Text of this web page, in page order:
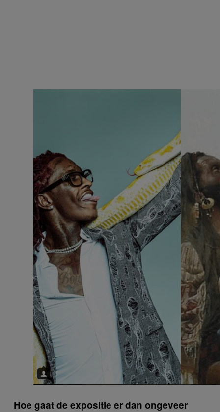
Hoe gaat de expositie er dan ongeveer